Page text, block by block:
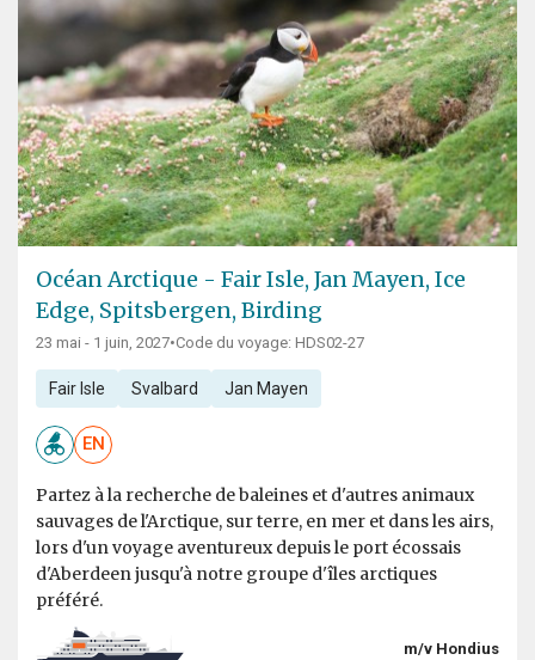
Océan Arctique - Fair Isle, Jan Mayen, Ice
Edge, Spitsbergen, Birding
23 mai - 1 juin, 2027•Code du voyage: HDS02-27
Fair Isle Svalbard Jan Mayen
EN
Partez à la recherche de baleines et d'autres animaux
sauvages de l'Arctique, sur terre, en mer et dans les airs,
lors d'un voyage aventureux depuis le port écossais
d'Aberdeen jusqu'à notre groupe d'îles arctiques
préféré.
m/v Hondius